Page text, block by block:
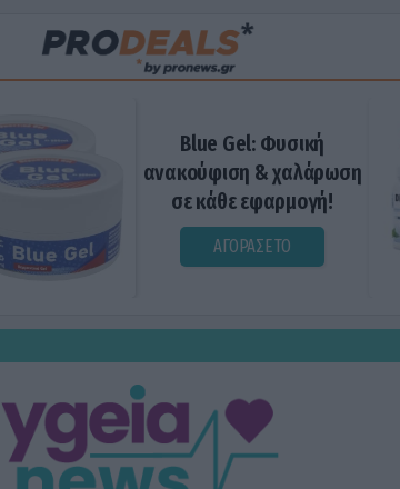
Blue Gel: Φυσική
ανακούφιση & χαλάρωση
σε κάθε εφαρμογή!
ΑΓΟΡΑΣΕ ΤΟ